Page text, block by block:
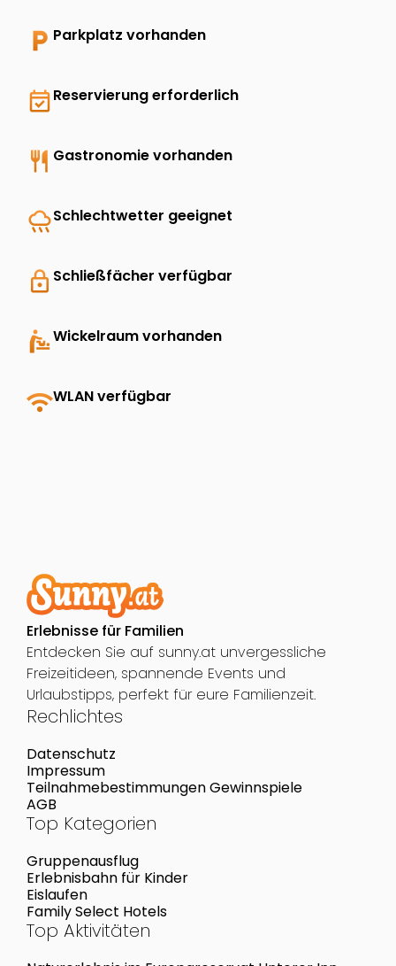
local_parking Parkplatz vorhanden
event_availableReservierung erforderlich
restaurant Gastronomie vorhanden
rainySchlechtwetter geeignet
lock Schließfächer verfügbar
baby_changing_stationWickelraum vorhanden
wifiWLAN verfügbar
Erlebnisse für Familien
Entdecken Sie auf sunny.at unvergessliche
Freizeitideen, spannende Events und
Urlaubstipps, perfekt für eure Familienzeit.
Rechlichtes
Datenschutz
Impressum
Teilnahmebestimmungen Gewinnspiele
AGB
Top Kategorien
Gruppenausflug
Erlebnisbahn für Kinder
Eislaufen
Family Select Hotels
Top Aktivitäten